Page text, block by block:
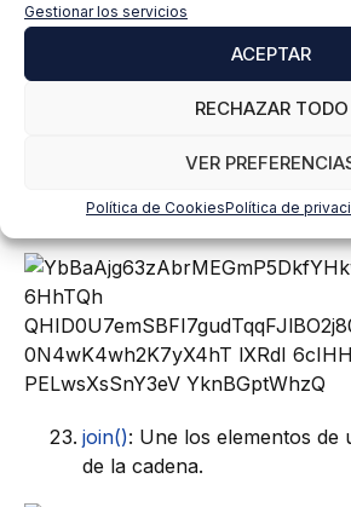
Gestionar los servicios
ACEPTAR
RECHAZAR TODO
VER
Política de CookiesPolítica de
: Devuelve True si
caracteres de la cadena son
join(): Une los elementos de
de la cadena.